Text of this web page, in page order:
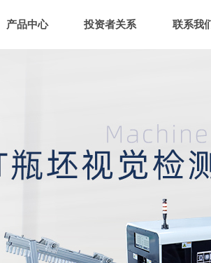
产品中心 投资者关系 联系我